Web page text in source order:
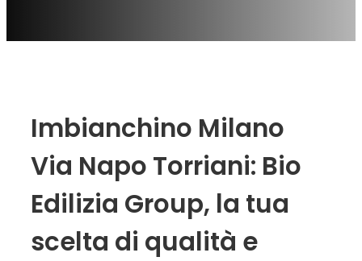
Imbianchino Milano
Via Napo Torriani: Bio
Edilizia Group, la tua
scelta di qualità e